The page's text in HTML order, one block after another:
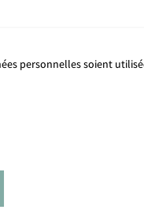
personnelles soient